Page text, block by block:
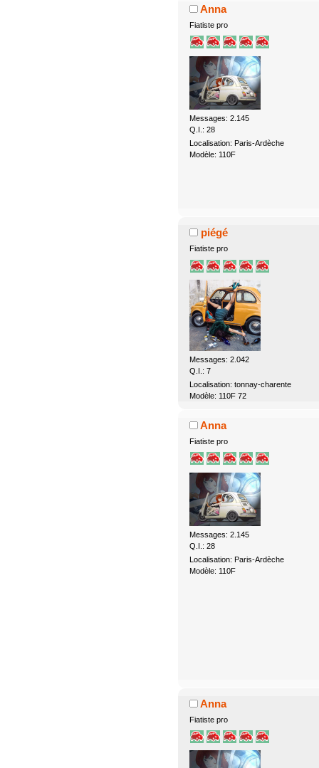
Anna
Fiatiste pro
Messages: 2.145
Q.I.: 28
Localisation: Paris-Ardèche
Modèle: 110F
piégé
Fiatiste pro
Messages: 2.042
Q.I.: 7
Localisation: tonnay-charente
Modèle: 110F 72
Anna
Fiatiste pro
Messages: 2.145
Q.I.: 28
Localisation: Paris-Ardèche
Modèle: 110F
Anna
Fiatiste pro